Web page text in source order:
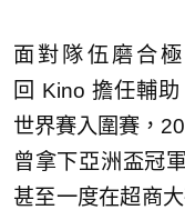
面對隊伍磨合
回 Kino 擔任輔
世界賽入圍賽，
曾拿下亞洲盃冠
甚至一度在超商